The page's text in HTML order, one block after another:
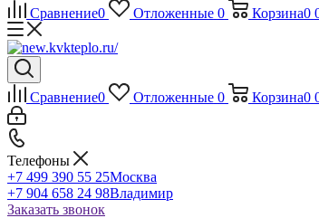
Сравнение0 Отложенные 0 Корзина0
Сравнение0 Отложенные 0 Корзина0
Телефоны
+7 499 390 55 25Москва
+7 904 658 24 98Владимир
Заказать звонок